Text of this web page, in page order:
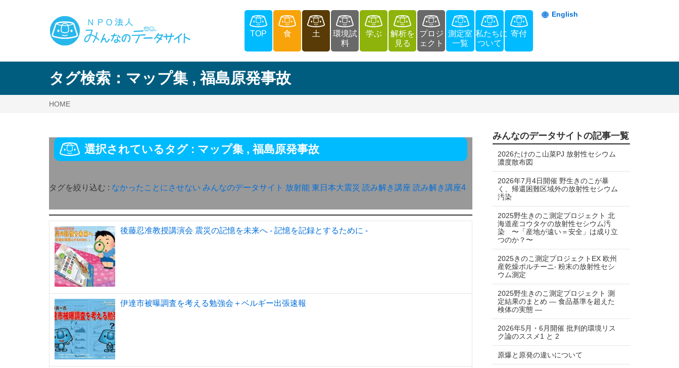
TOP 食 土
環境試
料
学ぶ
解析を
見る
プロジ
ェクト
測定室
一覧
私たちに
ついて
寄付
English
タグ検索： マップ集 ,福島原発事故
HOME
選択されているタグ : マップ集 ,福島原発事故
タグを絞り込む : なかったことにさせない みんなのデータサイト 放射能 東日本大震災 読み解き講座 読み解き講座4
後藤忍准教授講演会 震災の記憶を未来へ - 記憶を記録とするために -
伊達市被曝調査を考える勉強会＋ベルギー出張速報
みんなのデータサイトの記事一覧
2026たけのこ山菜PJ 放射性セシウム
濃度散布図
2026年7月4日開催 野生きのこが暴
く、帰還困難区域外の放射性セシウム
汚染
2025野生きのこ測定プロジェクト 北
海道産コウタケの放射性セシウム汚
染 〜「産地が遠い＝安全」は成り⽴
つのか？〜
2025きのこ測定プロジェクトEX 欧州
産乾燥ポルチーニ‧ 粉末の放射性セシ
ウム測定
2025野生きのこ測定プロジェクト 測
定結果のまとめ ― 食品基準を超えた
検体の実態 ―
2026年5月・6月開催 批判的環境リス
ク論のススメ1 と 2
原爆と原発の違いについて